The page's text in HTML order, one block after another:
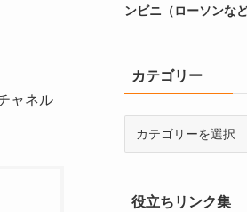
ャネル
ンビニ（ローソンな
カテゴリー
ー役立ちリンク集